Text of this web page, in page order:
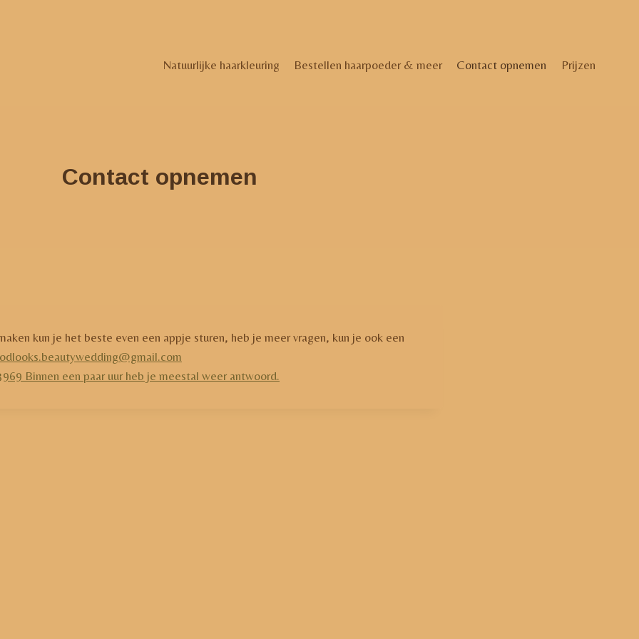
Natuurlijke haarkleuring
Bestellen haarpoeder & meer Contact opnemen Prijzen
Contact opnemen
kun je het beste even een appje sturen, heb je meer vragen, kun je ook een
Binnen een paar uur heb je meestal weer antwoord.